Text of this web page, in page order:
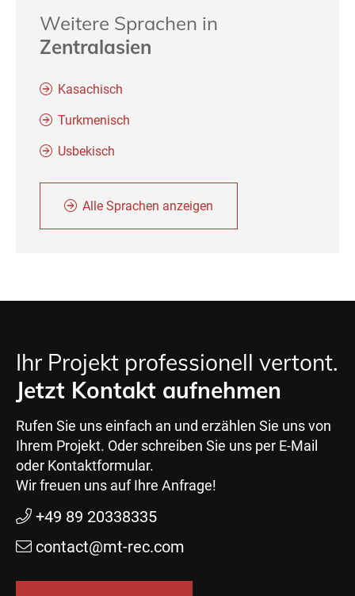
Weitere Sprachen in
Zentralasien
Kasachisch
Turkmenisch
Usbekisch
Alle Sprachen anzeigen
Ihr Projekt professionell vertont.
Jetzt Kontakt aufnehmen
Rufen Sie uns einfach an und erzählen Sie uns von
Ihrem Projekt. Oder schreiben Sie uns per E-Mail
oder Kontaktformular.
Wir freuen uns auf Ihre Anfrage!
+49 89 20338335
contact@mt-rec.com